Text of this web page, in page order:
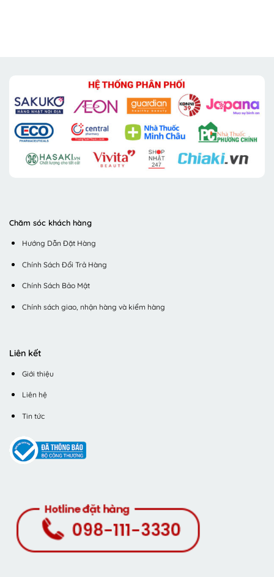
Chăm sóc khách hàng
Hướng Dẫn Đặt Hàng
Chính Sách Đổi Trả Hàng
Chính Sách Bảo Mật
Chính sách giao, nhận hàng và kiểm hàng
Liên kết
Giới thiệu
Liên hệ
Tin tức